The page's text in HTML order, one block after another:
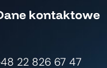
kontaktowe
22 826 67 47